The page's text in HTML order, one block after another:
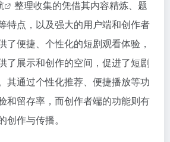
整理收集的凭借其内容精炼、题
特点，以及强大的用户端和创作者
了便捷、个性化的短剧观看体验，
了展示和创作的空间，促进了短剧
其通过个性化推荐、便捷播放等功
和留存率，而创作者端的功能则有
作与传播。